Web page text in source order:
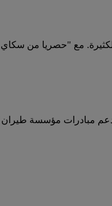
مع "حصريا من سكاي
مبادرات مؤسسة طيران